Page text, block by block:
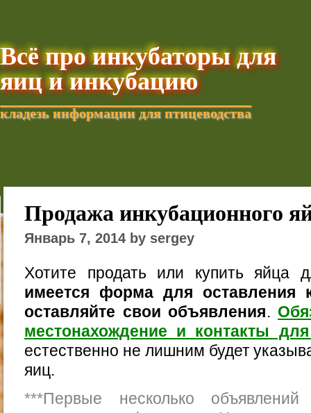
Всё про инкубаторы для
яиц и инкубацию
кладезь информации для птицеводства
Добавить текущую
Продажа инкубационного
Январь 7, 2014 by sergey
Хотите продать или купить яйца
имеется форма для оставления
оставляйте свои объявления.
местонахождение и контакты
естественно не лишним будет
яиц.
***Первые несколько